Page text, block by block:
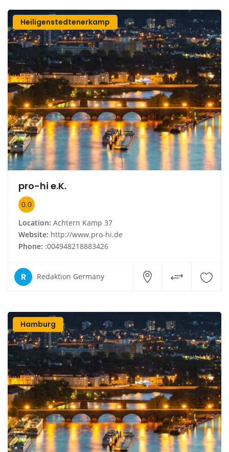
Heiligenstedtenerkamp
pro-hi e.K.
0.0
Location: Achtern Kamp 37
Website: http://www.pro-hi.de
Phone: :004948218883426
R Redaktion Germany
Hamburg